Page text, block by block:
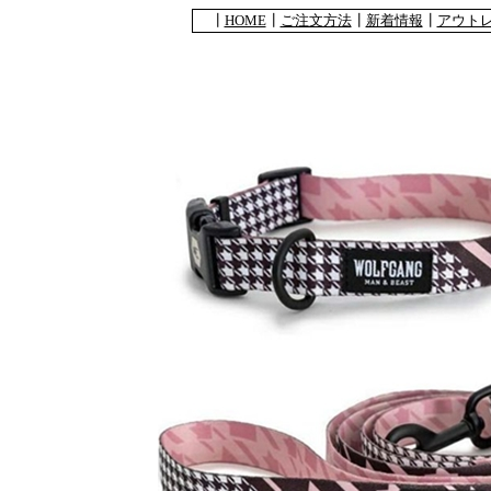
HOME┃ ご注文方法┃ 新着情報 アウト